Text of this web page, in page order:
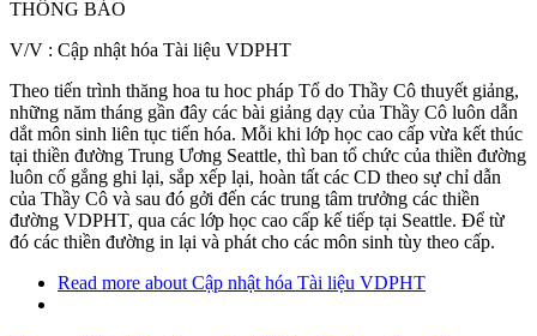
THÔNG BÁO
V/V : Cập nhật hóa Tài liệu VDPHT
Theo tiến trình thăng hoa tu hoc pháp Tổ do Thầy Cô thuyết giảng,
những năm tháng gần đây các bài giảng dạy của Thầy Cô luôn dẫn
dắt môn sinh liên tục tiến hóa. Mỗi khi lớp học cao cấp vừa kết thúc
tại thiền đường Trung Ương Seattle, thì ban tổ chức của thiền đường
luôn cố gắng ghi lại, sắp xếp lại, hoàn tất các CD theo sự chỉ dẫn
của Thầy Cô và sau đó gởi đến các trung tâm trưởng các thiền
đường VDPHT, qua các lớp học cao cấp kế tiếp tại Seattle. Để từ
đó các thiền đường in lại và phát cho các môn sinh tùy theo cấp.
Read more about Cập nhật hóa Tài liệu VDPHT